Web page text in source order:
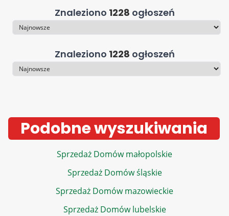
Znaleziono 1228 ogłoszeń
Sortowanie
Znaleziono 1228 ogłoszeń
Sortowanie
Podobne wyszukiwania
Sprzedaż Domów małopolskie
Sprzedaż Domów śląskie
Sprzedaż Domów mazowieckie
Sprzedaż Domów lubelskie